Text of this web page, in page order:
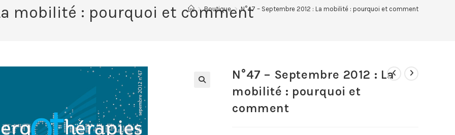
mobilité : pourquoi et comment
> Boutique > N°47 – Septembre 2012 : La mobilité : pourquoi et comment
N°47 – Septembre 2012 : La
mobilité : pourquoi et
comment